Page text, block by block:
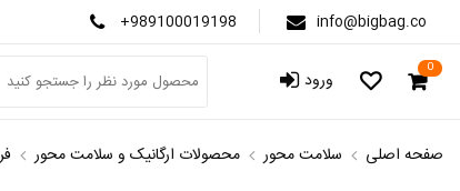
+989100019198 info@bigbag.co
ورود 0
صفحه اصلی سلامت محور محصولات ارگانیک و سلامت محور